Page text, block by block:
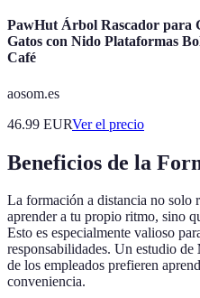
PawHut Árbol Rascador para
Gatos con Nido Plataformas
Café
aosom.es
46.99 EURVer el precio
Beneficios de la
La formación a distancia no solo
aprender a tu propio ritmo, sino
Esto es especialmente valioso
responsabilidades. Un estudio de
de los empleados prefieren
conveniencia.